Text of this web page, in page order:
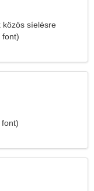
közös síelésre
font)